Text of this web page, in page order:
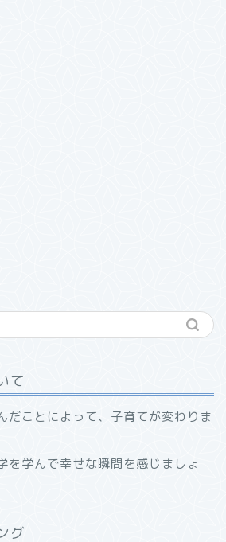
て
だことによって、子育てが変わりま
を学んで幸せな瞬間を感じましょ
グ